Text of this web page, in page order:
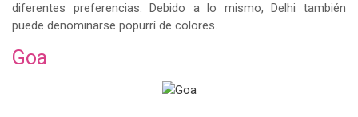
diferentes preferencias. Debido a lo mismo, Delhi también
puede denominarse popurrí de colores.
Goa